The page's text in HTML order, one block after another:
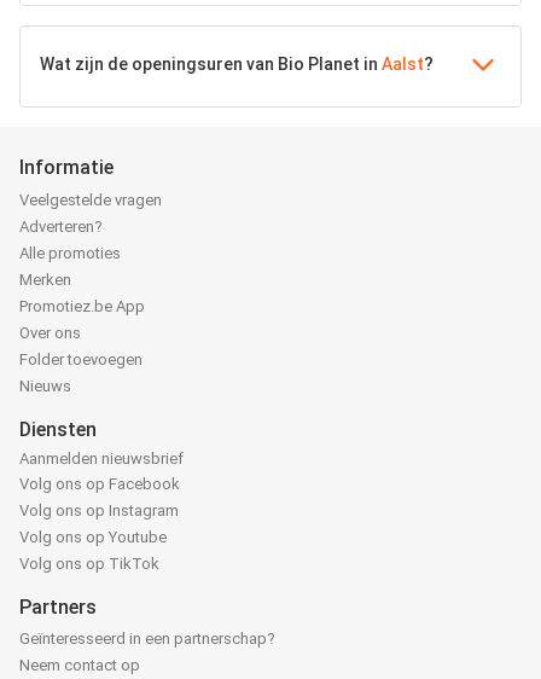
Wat zijn de openingsuren van Bio Planet in Aalst?
Informatie
Veelgestelde vragen
Adverteren?
Alle promoties
Merken
Promotiez.be App
Over ons
Folder toevoegen
Nieuws
Diensten
Aanmelden nieuwsbrief
Volg ons op Facebook
Volg ons op Instagram
Volg ons op Youtube
Volg ons op TikTok
Partners
Geïnteresseerd in een partnerschap?
Neem contact op